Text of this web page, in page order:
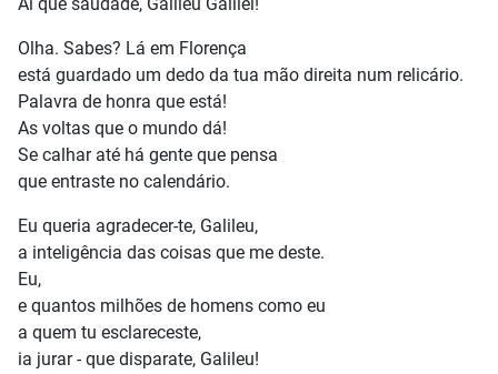
Olha. Sabes? Lá em Florença
está guardado um dedo da tua mão direita num relicário.
Palavra de honra que está!
As voltas que o mundo dá!
Se calhar até há gente que pensa
que entraste no calendário.
Eu queria agradecer-te, Galileu,
a inteligência das coisas que me deste.
Eu,
e quantos milhões de homens como eu
a quem tu esclareceste,
ia jurar - que disparate, Galileu!